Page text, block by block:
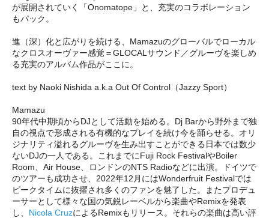
が展開されていく「Onomatope」と、充実のコラボレーション
もパック。
進（深）化と広がりを続ける、Mamazuのグローバルでローカル
なクロスオーヴァー感覚＝GLOCALサウンド／グルーヴを楽しめ
る充実のアルバム作品がここに。
text by Naoki Nishida a.k.a Out Of Control（Jazzy Sport）
Mamazu
90年代中期頃からDJとして活動を始める。Dj Barから野外まで独
自の視点で形成される有機的なプレイを続け今を踊らせる。オリ
ジナリティ溢れるグルーヴを生み出すことができる日本では数少
ないDJの一人である。これまでにFuji Rock FestivalやBoiler
Room、Air House、ロンドンのNTS Radioなどに出演。ドイツで
のツアーも成功させ、2022年12月にはWonderfruit Festivalでは
ピークタイムに抜擢され多くのファンを魅了した。またプロデュ
ーサーとして様々な国の気鋭レーベルから楽曲やRemixを発表
し、 Nicola CruzによるRemixもリリース。それらの楽曲は高い評